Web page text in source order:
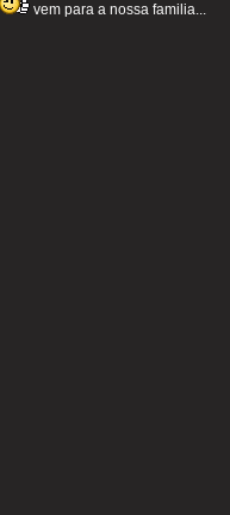
vem para a nossa familia...